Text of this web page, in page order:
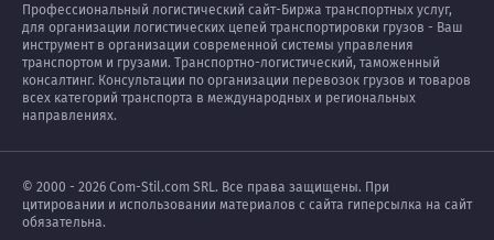
Профессиональный логистический сайт-Биржа транспортных услуг,
для организации логистических цепей транспортировки грузов - Ваш
инструмент в организации современной системы управления
транспортом и грузами. Транспортно-логистический, таможенный
консалтинг. Консультации по организации перевозок грузов и товаров
всех категорий транспорта в международных и региональных
направлениях.
© 2000 - 2026 Com-Stil.com SRL. Все права защищены. При
цитировании и использовании материалов с сайта гиперсылка на сайт
обязательна.